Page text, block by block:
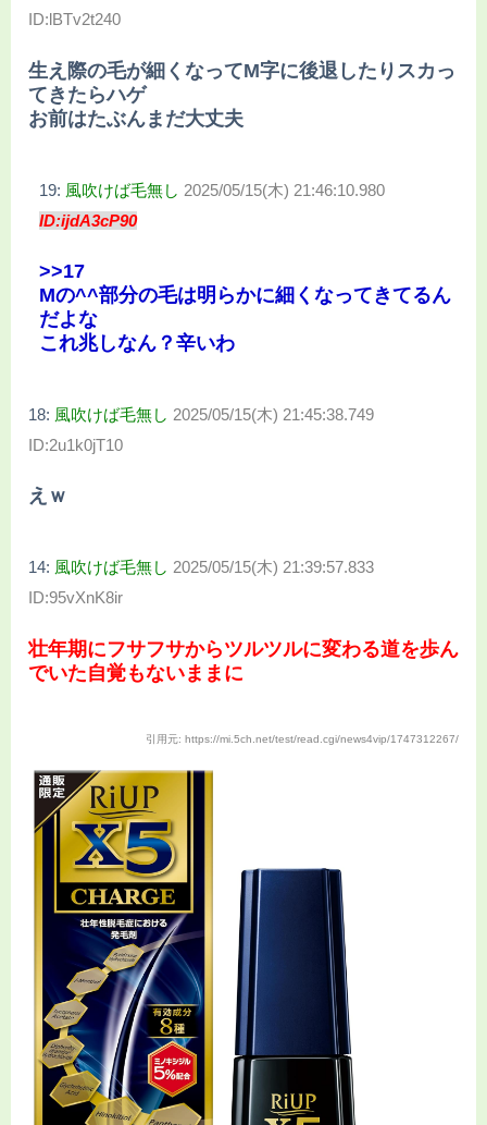
ID:lBTv2t240
生え際の毛が細くなってM字に後退したりスカっ
てきたらハゲ
お前はたぶんまだ大丈夫
19: 風吹けば毛無し 2025/05/15(木) 21:46:10.980
ID:ijdA3cP90
>>17
Mの^^部分の毛は明らかに細くなってきてるん
だよな
これ兆しなん？辛いわ
18: 風吹けば毛無し 2025/05/15(木) 21:45:38.749
ID:2u1k0jT10
えｗ
14: 風吹けば毛無し 2025/05/15(木) 21:39:57.833
ID:95vXnK8ir
壮年期にフサフサからツルツルに変わる道を歩ん
でいた自覚もないままに
引用元: https://mi.5ch.net/test/read.cgi/news4vip/1747312267/